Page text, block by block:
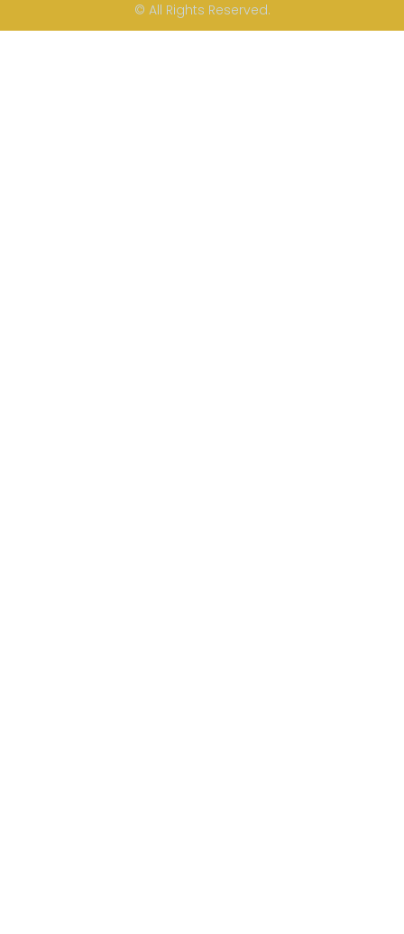
© All Rights Reserved.